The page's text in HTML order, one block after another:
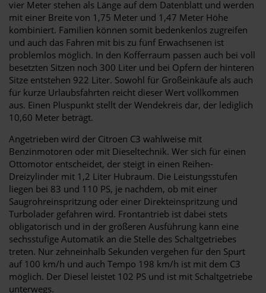
vier Meter stehen als Länge auf dem Datenblatt und werden
mit einer Breite von 1,75 Meter und 1,47 Meter Höhe
kombiniert. Familien können somit bedenkenlos zugreifen
und auch das Fahren mit bis zu fünf Erwachsenen ist
problemlos möglich. In den Kofferraum passen auch bei voll
besetzten Sitzen noch 300 Liter und bei Opfern der hinteren
Sitze entstehen 922 Liter. Sowohl für Großeinkäufe als auch
für kurze Urlaubsfahrten reicht dieser Wert vollkommen
aus. Einen Pluspunkt stellt der Wendekreis dar, der lediglich
10,60 Meter beträgt.
Angetrieben wird der Citroen C3 wahlweise mit
Benzinmotoren oder mit Dieseltechnik. Wer sich für einen
Ottomotor entscheidet, der steigt in einen Reihen-
Dreizylinder mit 1,2 Liter Hubraum. Die Leistungsstufen
liegen bei 83 und 110 PS, je nachdem, ob mit einer
Saugrohreinspritzung oder einer Direkteinspritzung und
Turbolader gefahren wird. Frontantrieb ist dabei stets
obligatorisch und in der größeren Ausführung kann eine
sechsstufige Automatik an die Stelle des Schaltgetriebes
treten. Nur zehneinhalb Sekunden vergehen für den Spurt
auf 100 km/h und auch Tempo 198 km/h ist mit dem C3
möglich. Der Diesel leistet 102 PS und ist mit Schaltgetriebe
unterwegs.